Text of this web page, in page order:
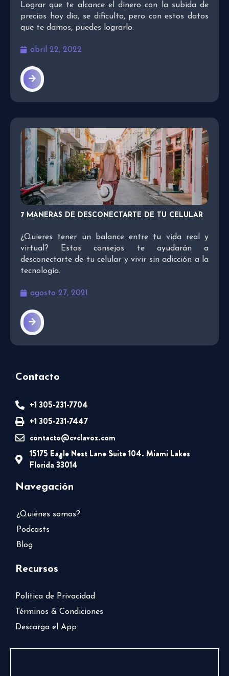
Lograr que te alcance el dinero con la subida de
precios hoy día, se dificulta, pero con estos datos
que te damos, puedes lograrlo.
abril 22, 2022
7 MANERAS DE DESCONECTARTE DE TU CELULAR
¿Quieres tener un balance entre tu vida real y
virtual? Estos consejos te ayudarán a
desconectarte de tu celular y vivir sin adicción a la
tecnología.
agosto 27, 2021
Contacto
+1 305-231-7704
+1 305-231-7447
contacto@cvclavoz.com
15175 Eagle Nest Lane Suite 104. Miami Lakes
Florida 33014
Navegación
¿Quiénes somos?
Podcasts
Blog
Recursos
Política de Privacidad
Términos & Condiciones
Descarga el App